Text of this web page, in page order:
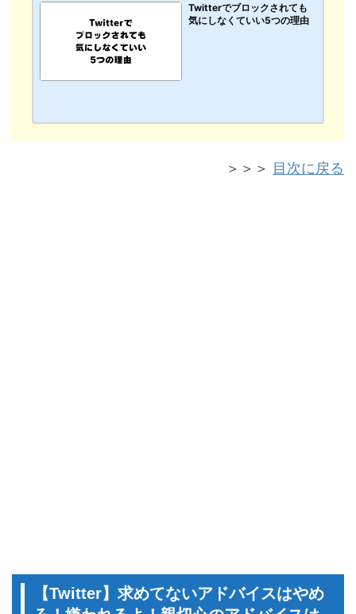
Twitterでブロックされても
気にしなくていい5つの理由
＞＞＞ 目次に戻る
【Twitter】求めてないアドバイスはやめ